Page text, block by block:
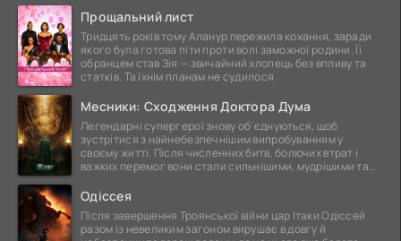
Прощальний лист
Тридцять років тому Аланур пережила кохання, заради
якого була готова піти проти волі заможної родини. Її
обранцем став Зія — звичайний хлопець без впливу та
статків. Та їхнім планам не судилося
Месники: Сходження Доктора Дума
Легендарні супергерої знову об'єднуються, щоб
зустрітися з найнебезпечнішим випробуванням у
своєму житті. Після численних битв, болючих втрат і
важких перемог вони стали сильнішими, мудрішими та
Одіссея
Після завершення Троянської війни цар Ітаки Одіссей
разом із невеликим загоном вирушає в довгу й